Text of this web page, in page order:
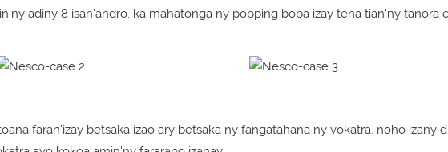
adiny 8 isan'andro, ka mahatonga ny popping boba izay tena tian'ny tanora
faran'izay betsaka izao ary betsaka ny fangatahana ny vokatra, noho izany